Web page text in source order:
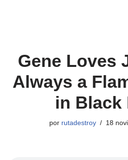
Gene Loves
Always a
in Black
por rutadestroy 18